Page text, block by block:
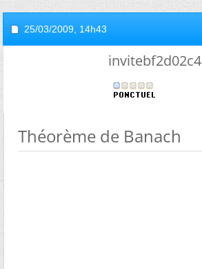
25/03/2009, 14h43
invitebf2d02c4
Théorème de Banach